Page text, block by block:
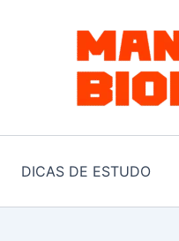
DICAS DE ESTUDO